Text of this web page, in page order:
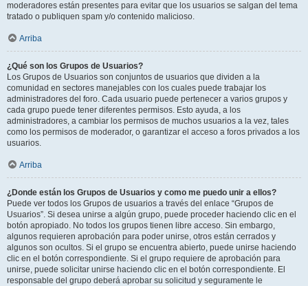
moderadores están presentes para evitar que los usuarios se salgan del tema
tratado o publiquen spam y/o contenido malicioso.
Arriba
¿Qué son los Grupos de Usuarios?
Los Grupos de Usuarios son conjuntos de usuarios que dividen a la
comunidad en sectores manejables con los cuales puede trabajar los
administradores del foro. Cada usuario puede pertenecer a varios grupos y
cada grupo puede tener diferentes permisos. Esto ayuda, a los
administradores, a cambiar los permisos de muchos usuarios a la vez, tales
como los permisos de moderador, o garantizar el acceso a foros privados a los
usuarios.
Arriba
¿Donde están los Grupos de Usuarios y como me puedo unir a ellos?
Puede ver todos los Grupos de usuarios a través del enlace “Grupos de
Usuarios”. Si desea unirse a algún grupo, puede proceder haciendo clic en el
botón apropiado. No todos los grupos tienen libre acceso. Sin embargo,
algunos requieren aprobación para poder unirse, otros están cerrados y
algunos son ocultos. Si el grupo se encuentra abierto, puede unirse haciendo
clic en el botón correspondiente. Si el grupo requiere de aprobación para
unirse, puede solicitar unirse haciendo clic en el botón correspondiente. El
responsable del grupo deberá aprobar su solicitud y seguramente le